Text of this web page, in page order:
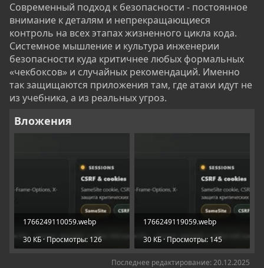
Современный подход к безопасности - постоянное
внимание к деталям и непрекращающиеся
контроль на всех этапах жизненного цикла кода.
Системное мышление и культура инженерии
безопасности куда критичнее любых формальных
«чекбоксов» и случайных рекомендаций. Именно
так защищаются приложения там, где атаки идут не
из учебника, а из реальных угроз.
Вложения
1766249110059.webp
30 КБ · Просмотры: 126
1766249119059.webp
30 КБ · Просмотры: 145
Последнее редактирование: 20.12.2025